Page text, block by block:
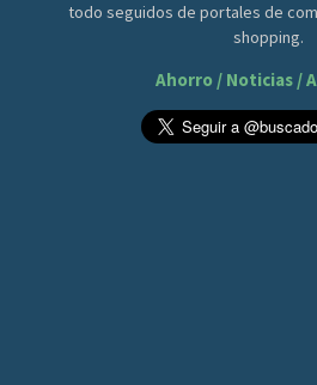
todo seguidos de portales de
shopping.
Ahorro / Noticias /